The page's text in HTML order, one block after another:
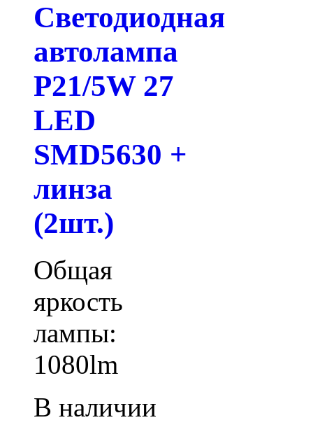
Светодиодная
автолампа
P21/5W 27
LED
SMD5630 +
линза
(2шт.)
Общая
яркость
лампы:
1080lm
В наличии